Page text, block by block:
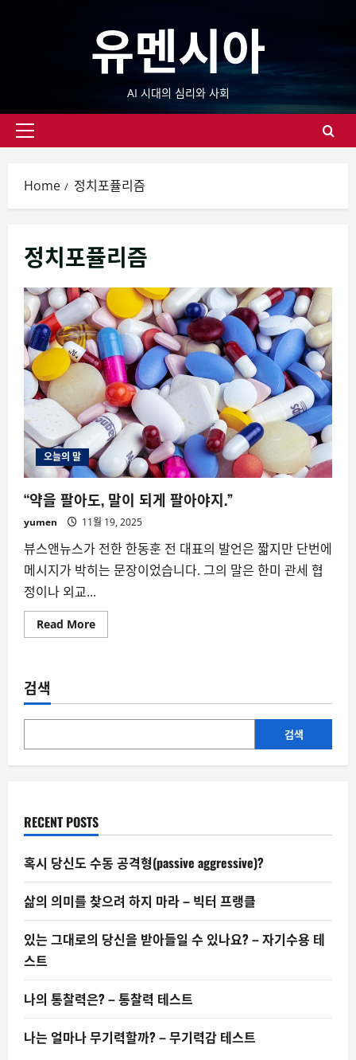
유멘시아
AI 시대의 심리와 사회
Primary
Home 정치포퓰리즘
정치포퓰리즘
오늘의 말
“약을 팔아도, 말이 되게 팔아야지.”
yumen 11월 19, 2025
뷰스앤뉴스가 전한 한동훈 전 대표의 발언은 짧지만 단번에
메시지가 박히는 문장이었습니다. 그의 말은 한미 관세 협
정이나 외교...
Read MoreRead
more
도,
이
게
아
검색
검색
RECENT POSTS
혹시 당신도 수동 공격형(passive aggressive)?
삶의 의미를 찾으려 하지 마라 – 빅터 프랭클
있는 그대로의 당신을 받아들일 수 있나요? – 자기수용 테
스트
나의 통찰력은? – 통찰력 테스트
나는 얼마나 무기력할까? – 무기력감 테스트